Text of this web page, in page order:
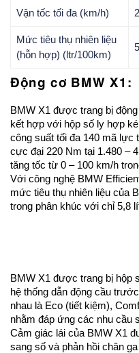
Vận tốc tối đa (km/h)
Mức tiêu thụ nhiên liệu
(hỗn hợp) (ltr/100km)
Động cơ BMW X1:
BMW X1 được trang bị
kết hợp với hộp số ly hợp
công suất tối đa 140 mã lực
cực đại 220 Nm tại 1.480 –
tăng tốc từ 0 – 100 km/h
Với công nghệ BMW
mức tiêu thụ nhiên liệu của
trong phân khúc với chỉ 5,8
BMW X1 được trang bị hộp
hệ thống dẫn động cầu
nhau là Eco (tiết kiệm),
nhằm đáp ứng các nhu cầu
Cảm giác lái của BMW X1
sang số và phản hồi chân